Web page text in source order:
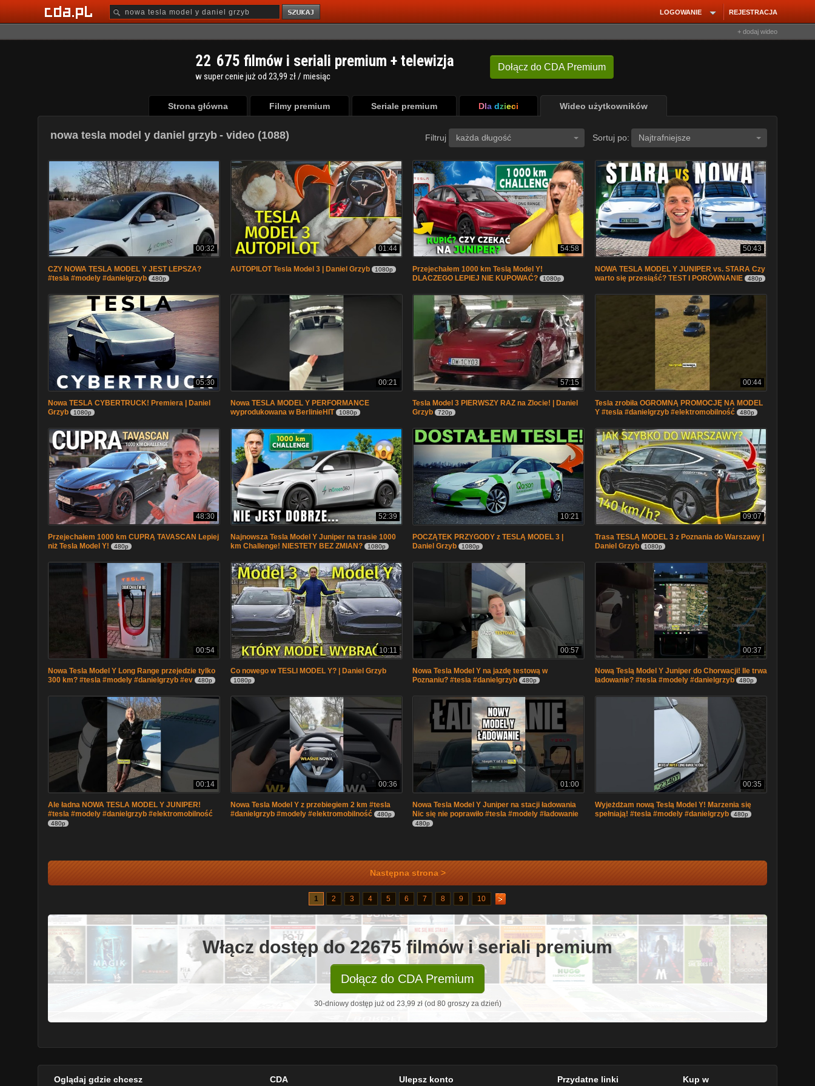
REJESTRACJA
LOGOWANIE
+ dodaj wideo
Dołącz do CDA Premium
22 675 filmów i seriali premium + telewizja
w super cenie już od 23,99 zł / miesiąc
Strona główna Filmy premium Seriale premium Dla dzieci Wideo użytkowników
nowa tesla model y daniel grzyb - video (1088) Filtruj każda długość Sortuj po: Najtrafniejsze
00:32
CZY NOWA TESLA MODEL Y JEST LEPSZA?
#tesla #modely #danielgrzyb
480p
01:44
AUTOPILOT Tesla Model 3 | Daniel Grzyb 1080p
54:58
Przejechałem 1000 km Teslą Model Y!
DLACZEGO LEPIEJ NIE KUPOWAĆ? 1080p
50:43
NOWA TESLA MODEL Y JUNIPER vs. STARA Czy
warto się przesiąść? TEST I PORÓWNANIE
480p
05:30
Nowa TESLA CYBERTRUCK! Premiera | Daniel
Grzyb
1080p
00:21
Nowa TESLA MODEL Y PERFORMANCE
wyprodukowana w BerlinieHIT
1080p
57:15
Tesla Model 3 PIERWSZY RAZ na Zlocie! | Daniel
Grzyb
720p
00:44
Tesla zrobiła OGROMNĄ PROMOCJĘ NA MODEL
Y #tesla #danielgrzyb #elektromobilność
480p
48:30
Przejechałem 1000 km CUPRĄ TAVASCAN Lepiej
niż Tesla Model Y!
480p
52:39
Najnowsza Tesla Model Y Juniper na trasie 1000
km Challenge! NIESTETY BEZ ZMIAN?
1080p
10:21
POCZĄTEK PRZYGODY z TESLĄ MODEL 3 |
Daniel Grzyb
1080p
09:07
Trasa TESLĄ MODEL 3 z Poznania do Warszawy |
Daniel Grzyb
1080p
00:54
Nowa Tesla Model Y Long Range przejedzie tylko
300 km? #tesla #modely #danielgrzyb #ev
480p
10:11
Co nowego w TESLI MODEL Y? | Daniel Grzyb
1080p
00:57
Nowa Tesla Model Y na jazdę testową w
Poznaniu? #tesla #danielgrzyb
480p
00:37
Nową Teslą Model Y Juniper do Chorwacji! Ile trwa
ładowanie? #tesla #modely #danielgrzyb
480p
00:14
Ale ładna NOWA TESLA MODEL Y JUNIPER!
#tesla #modely #danielgrzyb #elektromobilność
480p
00:36
Nowa Tesla Model Y z przebiegiem 2 km #tesla
#danielgrzyb #modely #elektromobilność
480p
01:00
Nowa Tesla Model Y Juniper na stacji ładowania
Nic się nie poprawiło #tesla #modely #ładowanie
480p
00:35
Wyjeżdżam nową Teslą Model Y! Marzenia się
spełniają! #tesla #modely #danielgrzyb
480p
Następna strona >
1 2 3 4 5 6 7 8 9 10
Włącz dostęp do 22675 filmów i seriali premium
Dołącz do CDA Premium
30-dniowy dostęp już od 23,99 zł (od 80 groszy za dzień)
Oglądaj gdzie chcesz CDA Ulepsz konto Przydatne linki Kup w